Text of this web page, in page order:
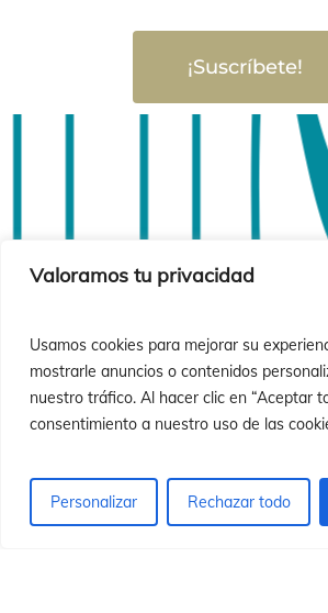
Valoramos tu privacidad
Usamos cookies para mejorar su
mostrarle anuncios o contenidos
nuestro tráfico. Al hacer clic en “Aceptar
consentimiento a nuestro uso de las
Personalizar Rechazar todo
¡Suscríbete!